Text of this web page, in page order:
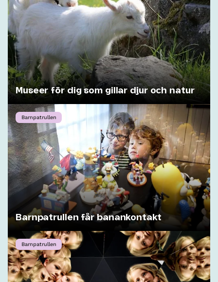
Museer för dig som gillar djur och natur
Barnpatrullen
Barnpatrullen får banankontakt
Barnpatrullen